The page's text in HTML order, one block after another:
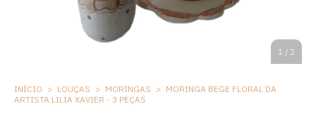
1 / 2
INÍCIO > LOUÇAS > MORINGAS > MORINGA BEGE FLORAL DA
ARTISTA LILIA XAVIER - 3 PEÇAS